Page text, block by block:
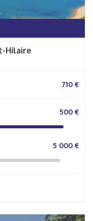
Hilaire
710 €
500 €
5 000 €